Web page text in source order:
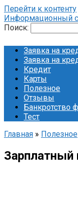
Перейти к контенту
Информационный
Поиск:
Заявка на
Заявка на
Кредит
Карты
Полезное
Отзывы
Банкротство
Тест
Главная » Полезное
Зарплатный